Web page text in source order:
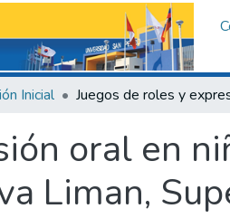
Inicial
oral en
Liman,